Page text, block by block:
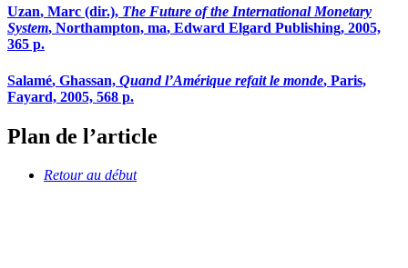
Uzan, Marc (dir.), The Future of the International Monetary
System, Northampton, ma, Edward Elgard Publishing, 2005,
365 p.
Salamé, Ghassan, Quand l’Amérique refait le monde, Paris,
Fayard, 2005, 568 p.
Plan de l’article
Retour au début